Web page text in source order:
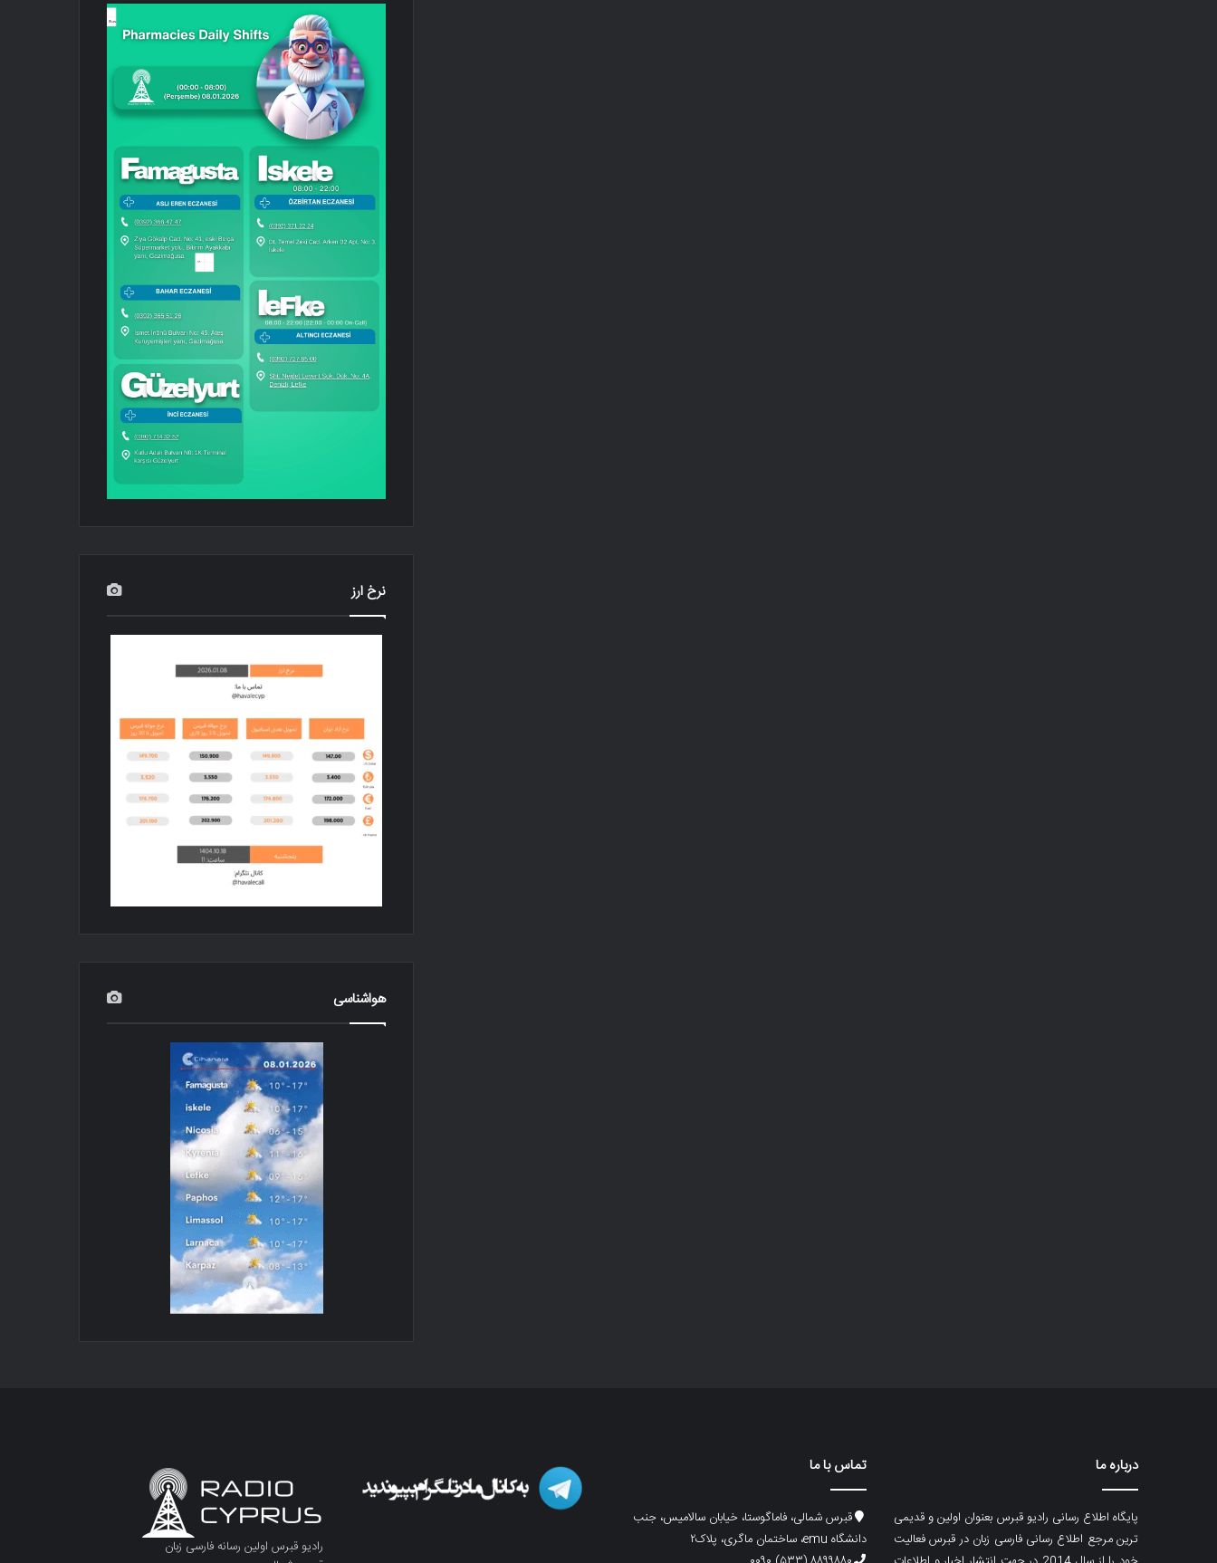
نرخ ارز
هواشناسی
درباره ما
پایگاه اطلاع رسانی رادیو قبرس بعنوان اولین و قدیمی
ترین مرجع اطلاع رسانی فارسی زبان در قبرس فعالیت
تماس با ما
قبرس شمالی، فاماگوستا، خیابان سالامیس، جنب
دانشگاه emu، ساختمان ماگری، پلاک۲
رادیو قبرس اولین رسانه فارسی زبان